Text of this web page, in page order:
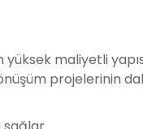
maliyetli
projelerinin